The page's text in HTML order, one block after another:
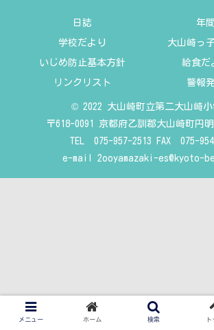
日誌 年
学校だより 大山崎っ
いじめ防止基本方針 給食だ
リンクリスト 警報
© 2022 大山崎町立第二大山崎小
〒618-0091 京都府乙訓郡大山崎町円
TEL 075-957-2513 FAX 075-
e-mail 2ooyamazaki-es@kyoto-
メニュー ホーム 検索 ト